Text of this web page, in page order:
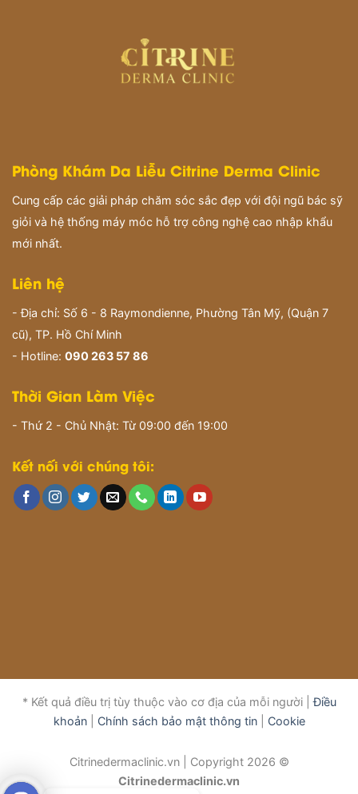
Phòng Khám Da Liễu Citrine Derma Clinic
Cung cấp các giải pháp chăm sóc sắc đẹp với đội ngũ bác sỹ
giỏi và hệ thống máy móc hỗ trợ công nghệ cao nhập khẩu
mới nhất.
Liên hệ
- Địa chỉ: Số 6 - 8 Raymondienne, Phường Tân Mỹ, (Quận 7
cũ), TP. Hồ Chí Minh
- Hotline: 090 263 57 86
Thời Gian Làm Việc
- Thứ 2 - Chủ Nhật: Từ 09:00 đến 19:00
Kết nối với chúng tôi:
* Kết quả điều trị tùy thuộc vào cơ địa của mỗi người |Điều
khoản| Chính sách bảo mật thông tin| Cookie
Citrinedermaclinic.vn | Copyright 2026 ©
Citrinedermaclinic.vn